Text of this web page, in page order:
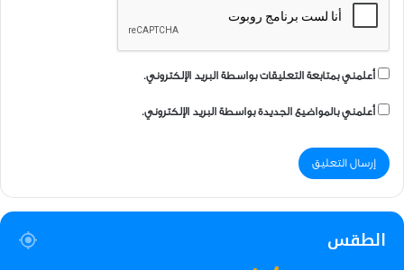
أعلمني بمتابعة التعليقات بواسطة البريد الإلكتروني.
أعلمني بالمواضيع الجديدة بواسطة البريد الإلكتروني.
الطقس